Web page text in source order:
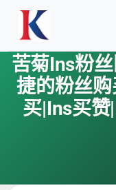
苦菊ins粉
捷的粉丝
买|Ins买